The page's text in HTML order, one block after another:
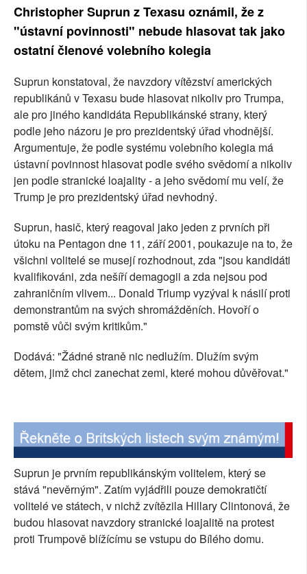
SOCIÁLNÍ SÍTĚ
RUBRIKY
PLNÁ VERZE STRÁNEK
Christopher Suprun z Texasu oznámil, že z
"ústavní povinnosti" nebude hlasovat tak jako
ostatní členové volebního kolegia
Suprun konstatoval, že navzdory vítězství amerických
republikánů v Texasu bude hlasovat nikoliv pro Trumpa,
ale pro jiného kandidáta Republikánské strany, který
podle jeho názoru je pro prezidentský úřad vhodnější.
Argumentuje, že podle systému volebního kolegia má
ústavní povinnost hlasovat podle svého svědomí a nikoliv
jen podle stranické loajality - a jeho svědomí mu velí, že
Trump je pro prezidentský úřad nevhodný.
Suprun, hasič, který reagoval jako jeden z prvních při
útoku na Pentagon dne 11, září 2001, poukazuje na to, že
všichni volitelé se musejí rozhodnout, zda "jsou kandidáti
kvalifikováni, zda nešíří demagogii a zda nejsou pod
zahraničním vlivem... Donald Triump vyzýval k násilí proti
demonstrantům na svých shromážděních. Hovoří o
pomstě vůči svým kritikům."
Dodává: "Žádné straně nic nedlužím. Dlužím svým
dětem, jimž chci zanechat zemi, které mohou důvěřovat."
Suprun je prvním republikánským volitelem, který se
stává "nevěrným". Zatím vyjádřili pouze demokratičtí
volitelé ve státech, v nichž zvítězila Hillary Clintonová, že
budou hlasovat navzdory stranické loajalitě na protest
proti Trumpově blížícímu se vstupu do Bílého domu.